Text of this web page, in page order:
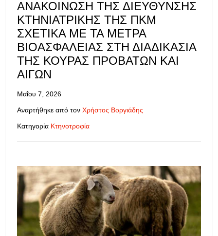
ΑΝΑΚΟΊΝΩΣΗ ΤΗΣ ΔΙΕΎΘΥΝΣΗΣ
ΚΤΗΝΙΑΤΡΙΚΉΣ ΤΗΣ ΠΚΜ
ΣΧΕΤΙΚΆ ΜΕ ΤΑ ΜΈΤΡΑ
ΒΙΟΑΣΦΆΛΕΙΑΣ ΣΤΗ ΔΙΑΔΙΚΑΣΊΑ
ΤΗΣ ΚΟΥΡΆΣ ΠΡΟΒΆΤΩΝ ΚΑΙ
ΑΙΓΏΝ
Μαΐου 7, 2026
Αναρτήθηκε από τον Χρήστος Βοργιάδης
Κατηγορία Κτηνοτροφία